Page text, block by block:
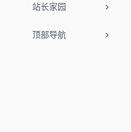
站长家园
顶部导航